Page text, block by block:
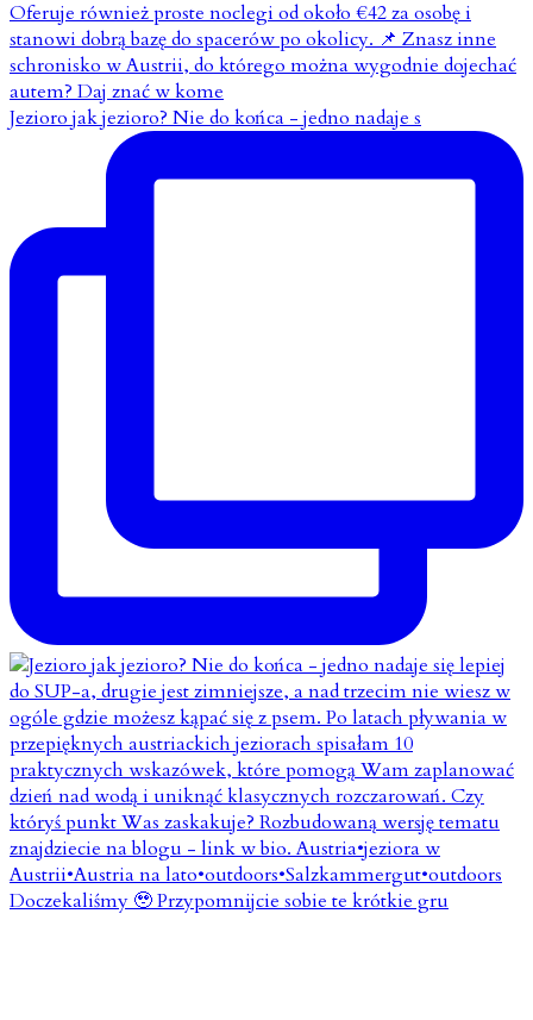
Jezioro jak jezioro? Nie do końca - jedno nadaje s
Doczekaliśmy 🥹 Przypomnijcie sobie te krótkie gru